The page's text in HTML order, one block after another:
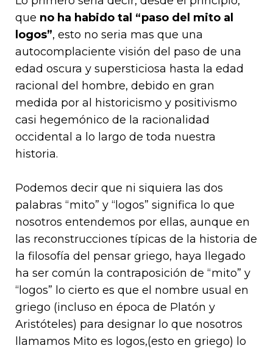
que no ha habido tal “paso del mito al
logos”, esto no seria mas que una
autocomplaciente visión del paso de una
edad oscura y supersticiosa hasta la edad
racional del hombre, debido en gran
medida por al historicismo y positivismo
casi hegemónico de la racionalidad
occidental a lo largo de toda nuestra
historia.
Podemos decir que ni siquiera las dos
palabras “mito” y “logos” significa lo que
nosotros entendemos por ellas, aunque en
las reconstrucciones típicas de la historia de
la filosofía del pensar griego, haya llegado
ha ser común la contraposición de “mito” y
“logos” lo cierto es que el nombre usual en
griego (incluso en época de Platón y
Aristóteles) para designar lo que nosotros
llamamos Mito es logos,(esto en griego) lo